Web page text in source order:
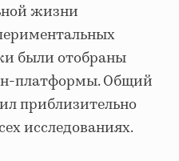
жизни
были отобраны
платформы. Общий
приблизительно
исследованиях.